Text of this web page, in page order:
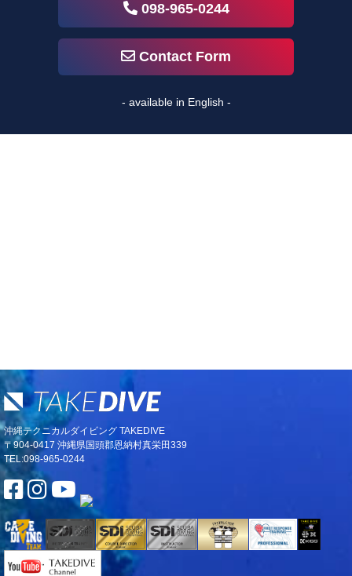
098-965-0244
Contact Form
- available in English -
沖縄テクニカルダイビング TAKEDIVE
〒904-0417 沖縄県国頭郡恩納村真栄田339
TEL:098-965-0244